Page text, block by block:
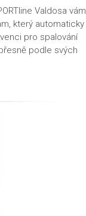
Valdosa vám
, který automaticky
pro spalování
podle svých